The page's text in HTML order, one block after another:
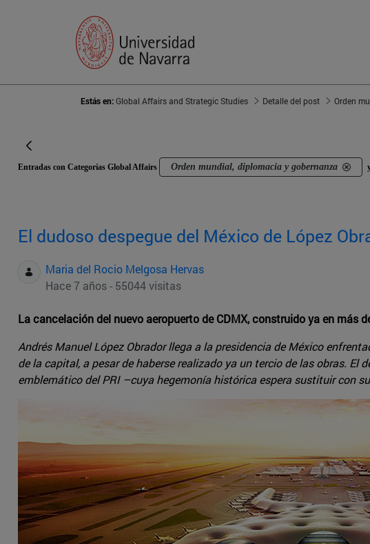
Estás en:Global Affairs and Strategic Studies Detalle del post Orden
Entradas con Categorías Global Affairs Orden mundial, diplomacia y gobernanza
El dudoso despegue del México de López
Maria del Rocio Melgosa Hervas
Hace 7 años - 55044 visitas
La cancelación del nuevo aeropuerto de CDMX, construido ya en más
Andrés Manuel López Obrador llega a la presidencia de México
de la capital, a pesar de haberse realizado ya un tercio de las obras. El
emblemático del PRI –cuya hegemonía histórica espera sustituir con